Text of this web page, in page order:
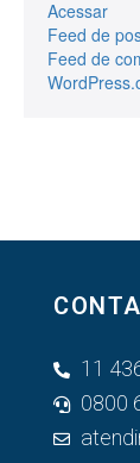
Acessar
Feed de
Feed de
11
0800